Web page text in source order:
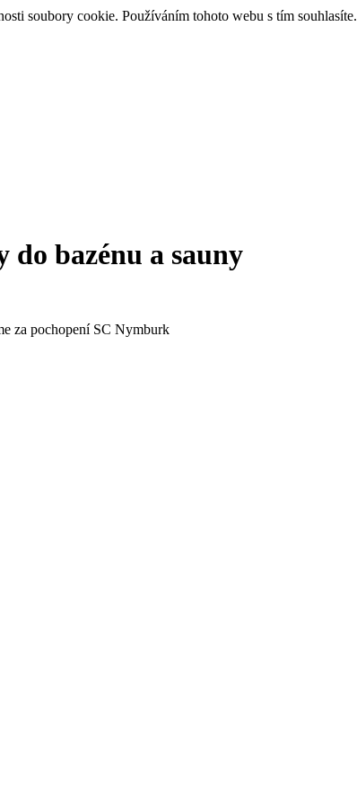
soubory cookie. Používáním tohoto webu s tím souhlasíte.
bazénu a sauny
za pochopení SC Nymburk